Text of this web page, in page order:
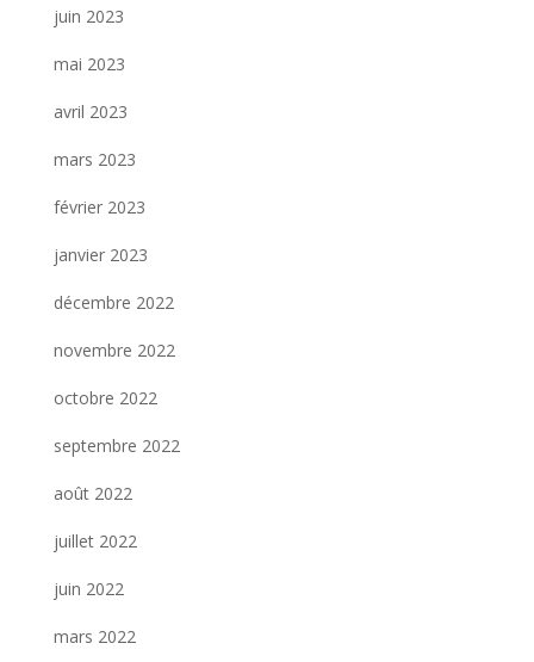
juin 2023
mai 2023
avril 2023
mars 2023
février 2023
janvier 2023
décembre 2022
novembre 2022
octobre 2022
septembre 2022
août 2022
juillet 2022
juin 2022
mars 2022